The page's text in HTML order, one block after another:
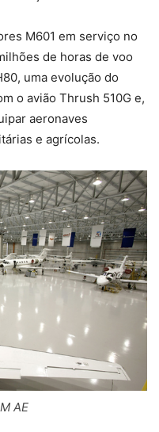
M601 em serviço no
de horas de voo
uma evolução do
o avião Thrush 510G e,
aeronaves
e agrícolas.
AE